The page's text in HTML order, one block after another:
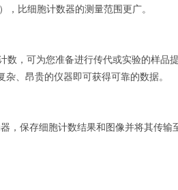
），比细胞计数器的测量范围更广。
数，可为您准备进行传代或实验的样品
、昂贵的仪器即可获得可靠的数据。
，保存细胞计数结果和图像并将其传输